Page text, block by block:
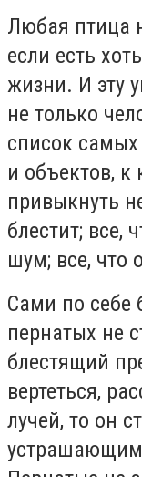
Любая птица
если есть
жизни. И эту
не только
список
и объектов,
привыкнуть
блестит; все,
шум; все, что
Сами по себе
пернатых не
блестящий
вертеться,
лучей, то он